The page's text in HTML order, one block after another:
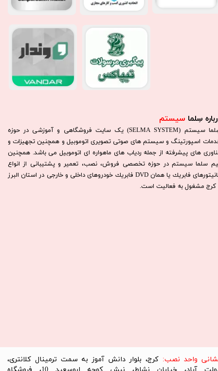
سِلما سیستم​​​​​​​
سِلما سيستم (SELMA SYSTEM) یک سایت فروشگاهی و آموزشی در حوزه
اسپورتینگ و سیستم های صوتی تصویری اتوموبیل و همچنین تجهیزات و
های پیشرفته از جمله ردیاب های ماهواره ای اتوموبیل می باشد. همچنين
سلما سيستم در حوزه تخصصی فروش، نصب، تعمير و پشتيبانی از انواع
مانيتورهای فابريك يا همان DVD فابريك خودروهای داخلی و خارجی در استان البرز
كرج مشغول به فعاليت است.​​​​​​​
واحد نصب: کرج، بلوار دانش آموز به سمت ترمینال کلانتری،